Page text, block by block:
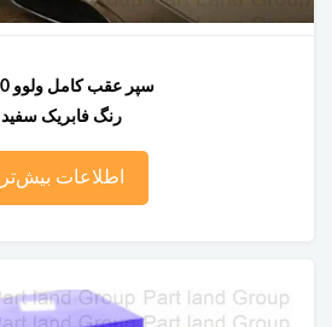
سپر عقب کامل ولوو XC90
رنگ فابریک سفید
اطلاعات بیش‌تر